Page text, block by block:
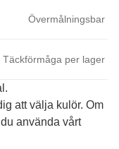
Övermålningsbar
Täckförmåga per lager
att välja kulör. Om
använda vårt